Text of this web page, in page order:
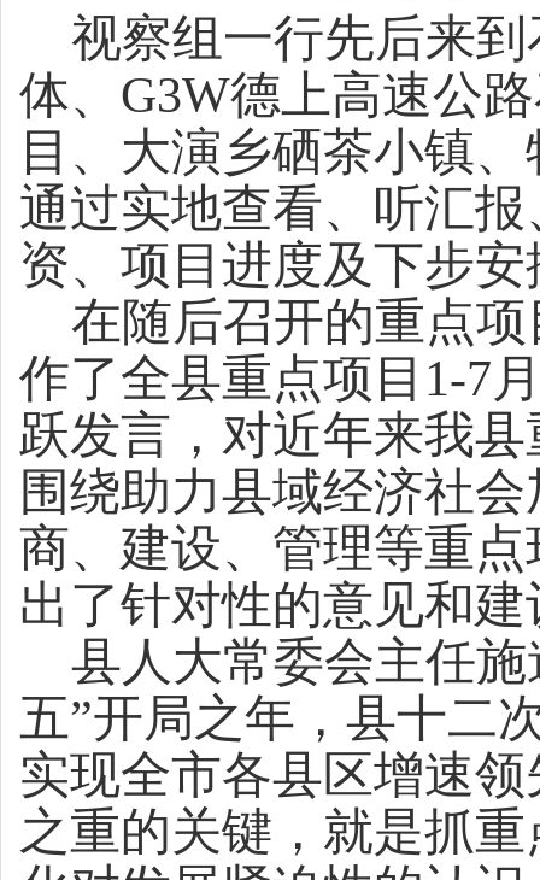
视察组一行先后来
体、 G3W德上高速公
目、大演乡硒茶小镇
通过实地查看、听汇
资、项目进度及下步
在随后召开的重点
作了全县重点项目 1-7
跃发言，对近年来我
围绕助力县域经济社
商、建设、管理等重
出了针对性的意见和建
县人大常委会主任
五”开局之年，县十二
实现全市各县区增速
之重的关键，就是抓